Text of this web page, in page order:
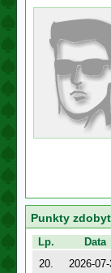
Punkty
Lp.
Data
20.
2026-